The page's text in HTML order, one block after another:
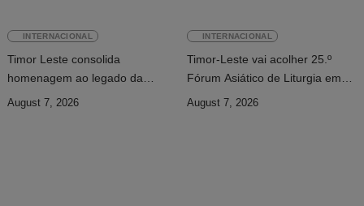
INTERNACIONAL
Timor Leste consolida
homenagem ao legado da
INTERFET com avanço de
August 7, 2026
INTERNACIONAL
Timor-Leste vai acolher 25.º
Fórum Asiático de Liturgia em
setembro
August 7, 2026